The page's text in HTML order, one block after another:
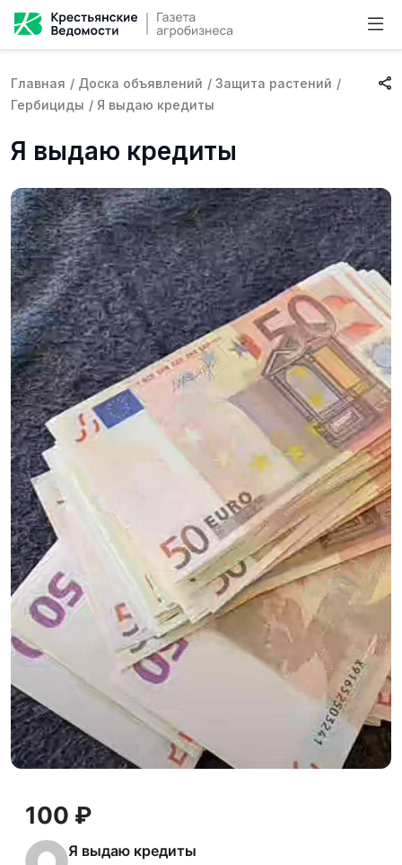
Главная / Доска объявлений / Защита растений /
Гербициды / Я выдаю кредиты
Я выдаю кредиты
100 ₽
Я выдаю кредиты